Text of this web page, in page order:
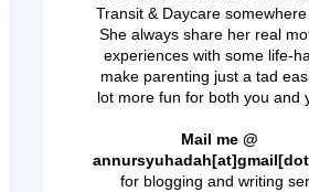
Transit & Daycare somewhere
She always share her real
experiences with some life-
make parenting just a tad
lot more fun for both you and
Mail me @
for blogging and writing